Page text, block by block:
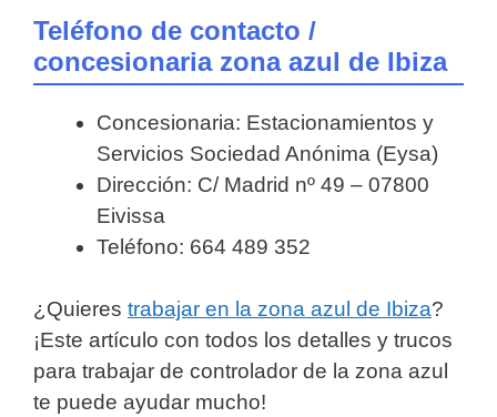
Teléfono de contacto /
concesionaria zona azul de Ibiza
Concesionaria: Estacionamientos y
Servicios Sociedad Anónima (Eysa)
Dirección: C/ Madrid nº 49 – 07800
Eivissa
Teléfono: 664 489 352
¿Quieres trabajar en la zona azul de Ibiza?
¡Este artículo con todos los detalles y trucos
para trabajar de controlador de la zona azul
te puede ayudar mucho!